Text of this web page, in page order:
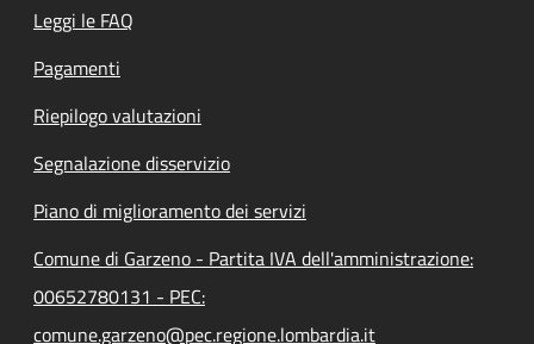
Leggi le FAQ
Pagamenti
Riepilogo valutazioni
Segnalazione disservizio
Piano di miglioramento dei servizi
Comune di Garzeno - Partita IVA dell'amministrazione:
00652780131 - PEC:
comune.garzeno@pec.regione.lombardia.it